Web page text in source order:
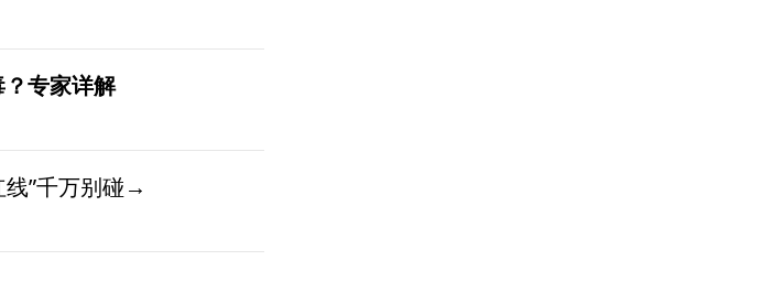
专家详解
线”千万别碰→